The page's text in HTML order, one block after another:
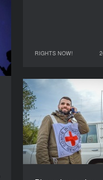
RIGHTS NOW!
24 березня 2019
діяльності